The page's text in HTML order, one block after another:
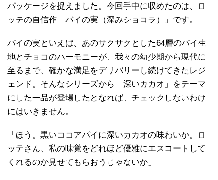
パッケージを捉えました。今回手中に収めたのは、ロ
ッテの自信作「パイの実（深みショコラ）」です。
パイの実といえば、あのサクサクとした64層のパイ生
地とチョコのハーモニーが、我々の幼少期から現代に
至るまで、確かな満足をデリバリーし続けてきたレジ
ェンド。そんなシリーズから「深いカカオ」をテーマ
にした一品が登場したとなれば、チェックしないわけ
にはいきません。
「ほう。黒いココアパイに深いカカオの味わいか。ロ
ッテさん、私の味覚をどれほど優雅にエスコートして
くれるのか見せてもらおうじゃないか」